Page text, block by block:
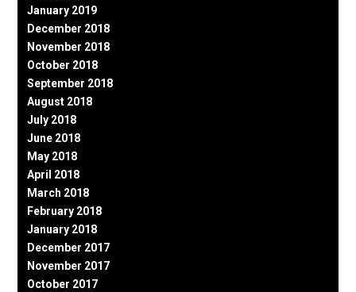
January 2019
December 2018
November 2018
October 2018
September 2018
August 2018
July 2018
June 2018
May 2018
April 2018
March 2018
February 2018
January 2018
December 2017
November 2017
October 2017